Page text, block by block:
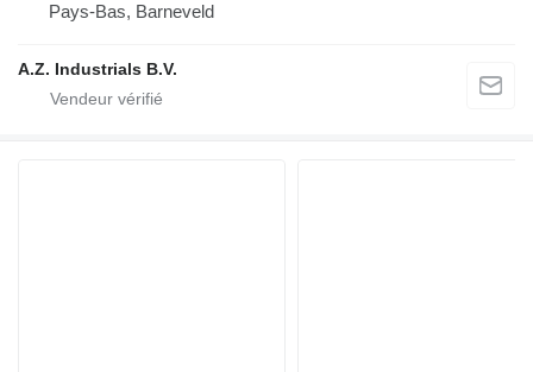
Pays-Bas, Barneveld
A.Z. Industrials B.V.